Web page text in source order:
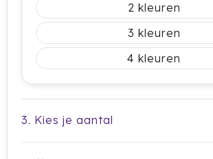
Fresh 'n Rebel
Fruit Of The Loom
Grundig
Gusta
Halfar
2
3
4
3. Kies je aantal